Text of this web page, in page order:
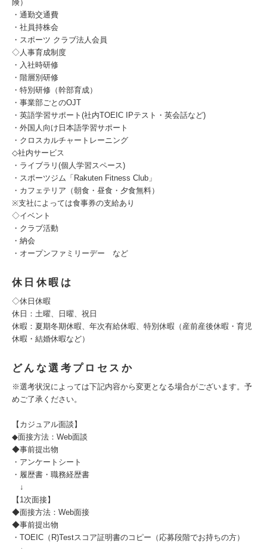
険）
・通勤交通費
・社員持株会
・スポーツ クラブ法人会員
◇人事育成制度
・入社時研修
・階層別研修
・特別研修（幹部育成）
・事業部ごとのOJT
・英語学習サポート(社内TOEIC IPテスト・英会話など)
・外国人向け日本語学習サポート
・クロスカルチャートレーニング
◇社内サービス
・ライブラリ(個人学習スペース)
・スポーツジム「Rakuten Fitness Club」
・カフェテリア（朝食・昼食・夕食無料）
※支社によっては食事券の支給あり
◇イベント
・クラブ活動
・納会
・オープンファミリーデー など
休日休暇は
◇休日休暇
休日：土曜、日曜、祝日
休暇：夏期冬期休暇、年次有給休暇、特別休暇（産前産後休暇・育児
休暇・結婚休暇など）
どんな選考プロセスか
※選考状況によっては下記内容から変更となる場合がございます。予
めご了承ください。
【カジュアル面談】
◆面接方法：Web面談
◆事前提出物
・アンケートシート
・履歴書・職務経歴書
↓
【1次面接】
◆面接方法：Web面接
◆事前提出物
・TOEIC（R)Testスコア証明書のコピー（応募段階でお持ちの方）